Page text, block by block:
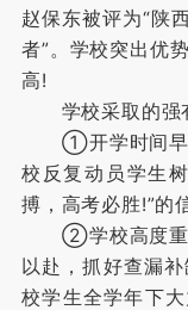
赵保东被评为“陕
者”。学校突出优
高!
学校采取的强
①开学时间早，
校反复动员学生
搏，高考必胜!”的
②学校高度重视
以赴，抓好查漏
校学生全学年下